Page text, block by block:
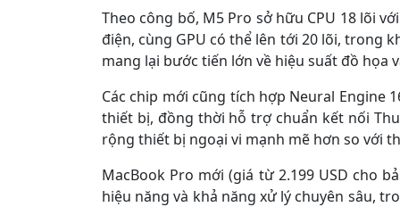
Theo công bố, M5 Pro sở hữu CPU 18 lõi
điện, cùng GPU có thể lên tới 20 lõi, trong
mang lại bước tiến lớn về hiệu suất đồ họa
Các chip mới cũng tích hợp Neural Engine
thiết bị, đồng thời hỗ trợ chuẩn kết nối
rộng thiết bị ngoại vi mạnh mẽ hơn so với
MacBook Pro mới (giá từ 2.199 USD cho
hiệu năng và khả năng xử lý chuyên sâu,